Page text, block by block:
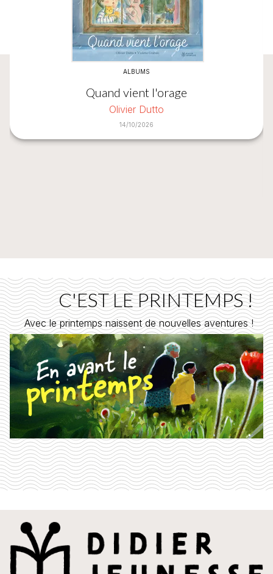
ALBUMS
Quand vient l'orage
Olivier Dutto
14/10/2026
C'EST LE PRINTEMPS !
Avec le printemps naissent de nouvelles aventures !